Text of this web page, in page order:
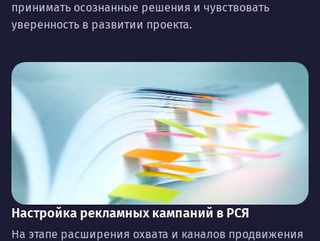
принимать осознанные решения и чувствовать
уверенность в развитии проекта.
Настройка рекламных кампаний в РСЯ
На этапе расширения охвата и каналов продвижения